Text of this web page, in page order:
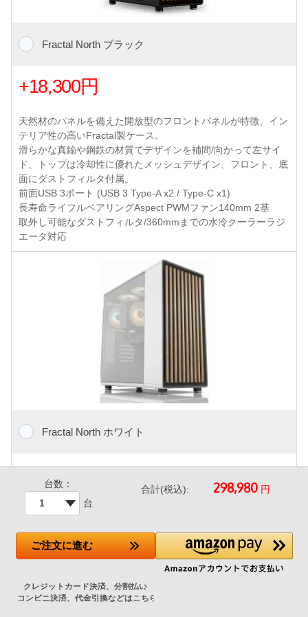
Fractal North ブラック
+18,300円
天然材のパネルを備えた開放型のフロントパネルが特徴、イン
テリア性の高いFractal製ケース。
滑らかな真鍮や鋼鉄の材質でデザインを補間/向かって左サイ
ド、トップは冷却性に優れたメッシュデザイン、フロント、底
面にダストフィルタ付属。
前面USB 3ポート (USB 3 Type-A x2 / Type-C x1)
長寿命ライフルベアリングAspect PWMファン140mm 2基
取外し可能なダストフィルタ/360mmまでの水冷クーラーラジ
エータ対応
Fractal North ホワイト
+18,300円
天然材のパネルを備えた開放型のフロントパネルが特徴、イン
滑らかな真鍮や鋼鉄の材質でデザインを補間/向かって左サイ
ド、トップは冷却性に優れたメッシュデザイン、フロント、底
前面USB 3ポート (USB 3 Type-A x2 / Type-C x1)
長寿命ライフルベアリングAspect PWMファン140mm 2基
台数：
台
合計(税込): 円
ご注文に進む